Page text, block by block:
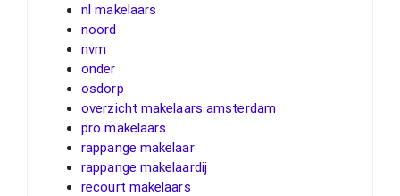
nl makelaars
noord
nvm
onder
osdorp
overzicht makelaars amsterdam
pro makelaars
rappange makelaar
rappange makelaardij
recourt makelaars